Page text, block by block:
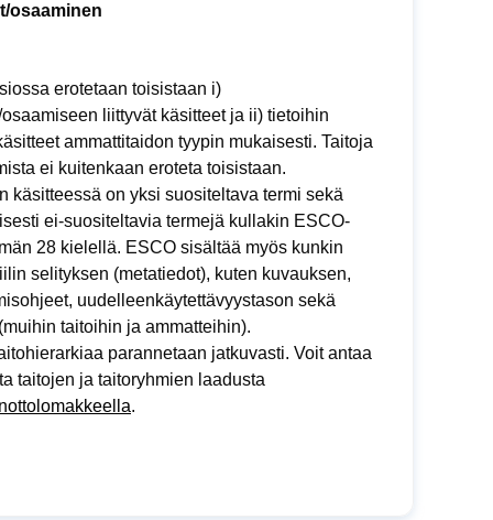
osaaminen
erotetaan toisistaan i)
liittyvät käsitteet ja ii) tietoihin
ammattitaidon tyypin mukaisesti. Taitoja
ei kuitenkaan eroteta toisistaan.
käsitteessä on yksi suositeltava termi sekä
ei-suositeltavia termejä kullakin ESCO-
28 kielellä. ESCO sisältää myös kunkin
selityksen (metatiedot), kuten kuvauksen,
uudelleenkäytettävyystason sekä
taitoihin ja ammatteihin).
parannetaan jatkuvasti. Voit antaa
taitojen ja taitoryhmien laadusta
.